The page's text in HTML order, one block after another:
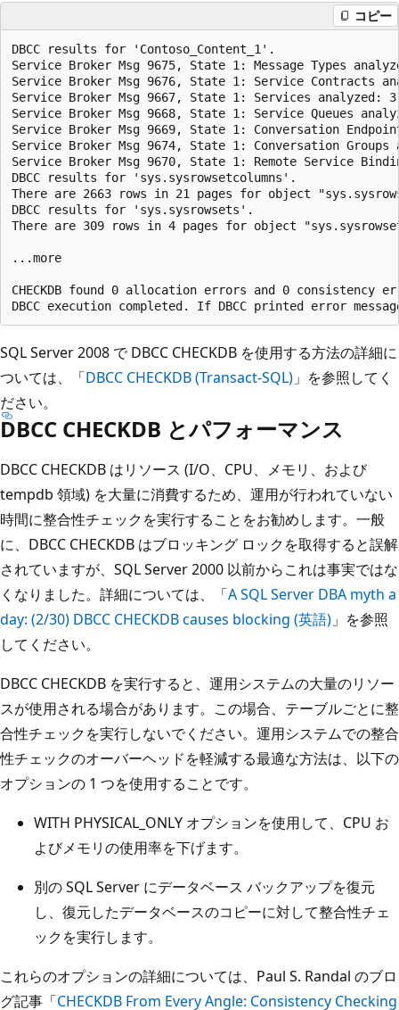
コピー
DBCC results for 'Contoso_Content_1'.
Service Broker Msg 9675, State 1: Message Types
Service Broker Msg 9676, State 1: Service Contracts
Service Broker Msg 9667, State 1: Services analyzed:
Service Broker Msg 9668, State 1: Service Queues
Service Broker Msg 9669, State 1: Conversation
Service Broker Msg 9674, State 1: Conversation
Service Broker Msg 9670, State 1: Remote Service
DBCC results for 'sys.sysrowsetcolumns'.
There are 2663 rows in 21 pages for object
DBCC results for 'sys.sysrowsets'.
There are 309 rows in 4 pages for object
...more
CHECKDB found 0 allocation errors and 0 consistency
SQL Server 2008 で DBCC CHECKDB を使用する方法の詳細に
ついては、「DBCC CHECKDB (Transact-SQL) 」を参照してく
ださい。
DBCC CHECKDB とパフォーマンス
DBCC CHECKDB はリソース (I/O、CPU、メモリ、および
tempdb 領域) を大量に消費するため、運用が行われていない
時間に整合性チェックを実行することをお勧めします。一般
に、DBCC CHECKDB はブロッキング ロックを取得すると誤解
されていますが、SQL Server 2000 以前からこれは事実ではな
くなりました。詳細については、「A SQL Server DBA myth a
day: (2/30) DBCC CHECKDB causes blocking (英語) 」を参照
してください。
DBCC CHECKDB を実行すると、運用システムの大量のリソー
スが使用される場合があります。この場合、テーブルごとに整
合性チェックを実行しないでください。運用システムでの整合
性チェックのオーバーヘッドを軽減する最適な方法は、以下の
オプションの 1 つを使用することです。
WITH PHYSICAL_ONLY オプションを使用して、CPU お
よびメモリの使用率を下げます。
別の SQL Server にデータベース バックアップを復元
し、復元したデータベースのコピーに対して整合性チェ
ックを実行します。
これらのオプションの詳細については、Paul S. Randal のブロ
グ記事「CHECKDB From Every Angle: Consistency Checking